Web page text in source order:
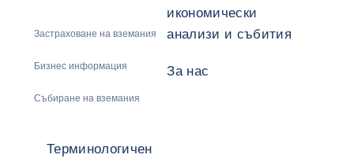
Застраховане на вземания
Бизнес информация
Събиране на вземания
икономически
анализи и събития
За нас
Терминологичен